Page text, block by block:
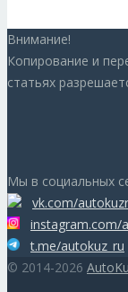
Внимание!
Копирование и
статьях
Мы в социальных
vk.com/
instagram.com/
t.me/autokuz_ru
© 2014-2026